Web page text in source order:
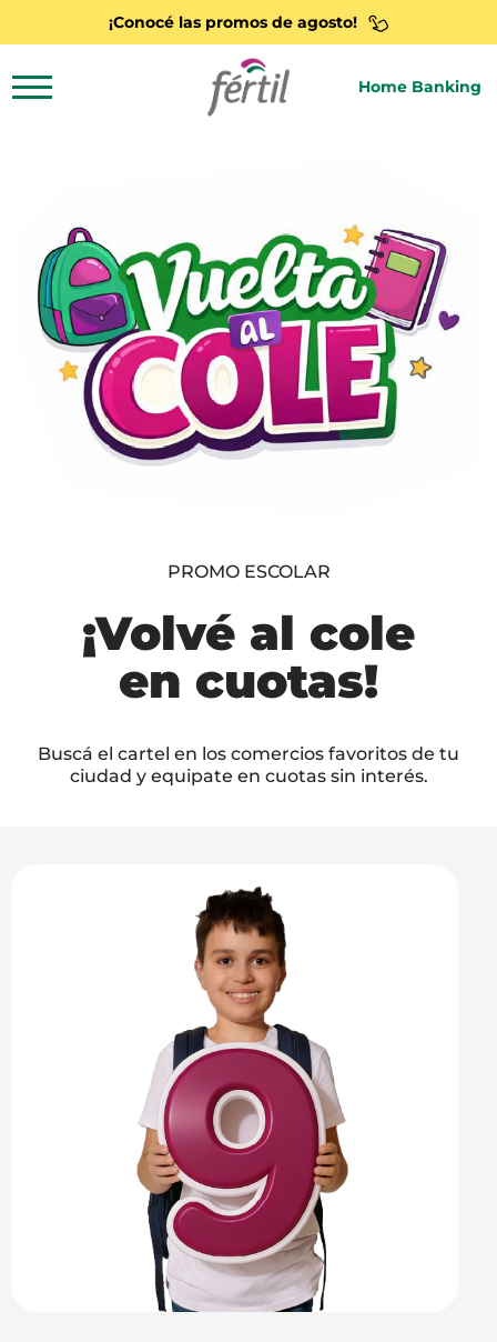
¡Conocé las promos de agosto!
Home Banking
PROMO ESCOLAR
¡Volvé al cole
en cuotas!
Buscá el cartel en los comercios favoritos de tu
ciudad y equipate en cuotas sin interés.